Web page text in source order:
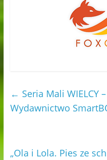
← Seria Mali WIELCY
Wydawnictwo
„Ola i Lola. Pies ze